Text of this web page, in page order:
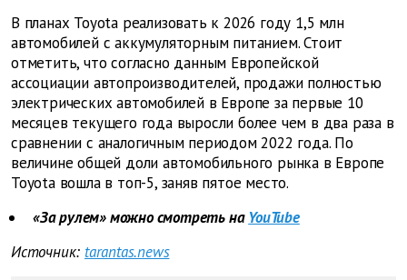
В планах Toyota реализовать к 2026 году 1,5 млн
автомобилей с аккумуляторным питанием. Стоит
отметить, что согласно данным Европейской
ассоциации автопроизводителей, продажи полностью
электрических автомобилей в Европе за первые 10
месяцев текущего года выросли более чем в два раза в
сравнении с аналогичным периодом 2022 года. По
величине общей доли автомобильного рынка в Европе
Toyota вошла в топ-5, заняв пятое место.
«За рулем» можно смотреть на YouTube
Источник: tarantas.news